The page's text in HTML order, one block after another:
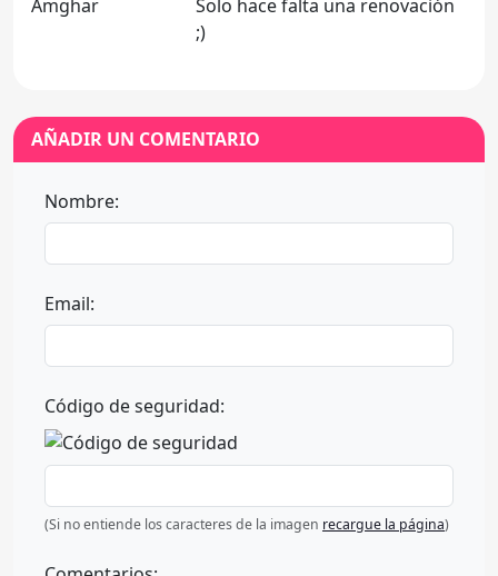
Solo hace falta una renovación
;)
AÑADIR UN COMENTARIO
Nombre:
Email:
Código de seguridad:
(Si no entiende los caracteres de la imagen recargue la página)